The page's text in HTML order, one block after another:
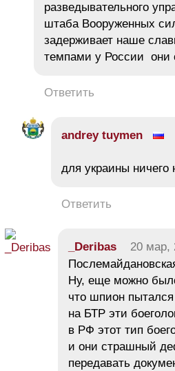
разведывательного
штаба Вооруженных
задерживает наше
темпами у России они
Ответить
andrey tuymen
для украины ничего
Ответить
_Deribas 20 мар,
Ну, еще можно
что шпион
на БТР эти
в РФ этот тип
и они страшный
передавать